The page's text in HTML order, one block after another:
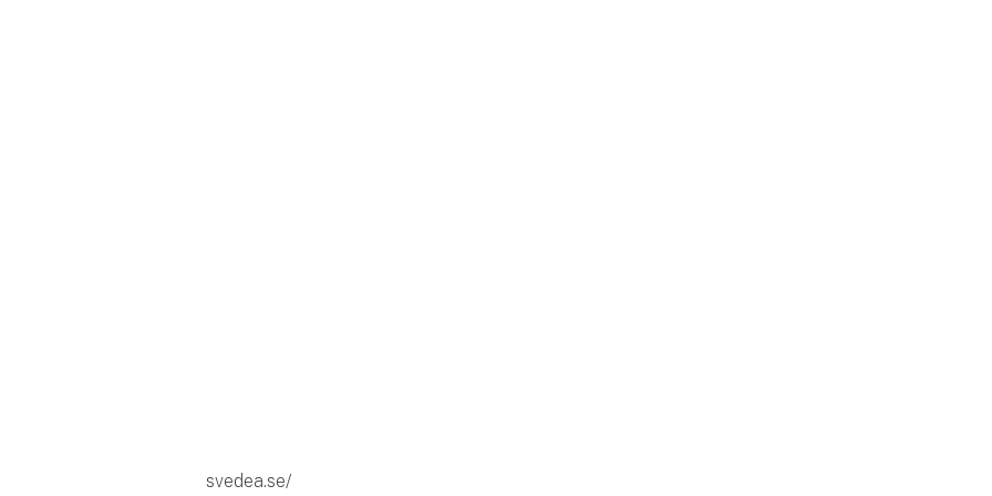
svedea.se/